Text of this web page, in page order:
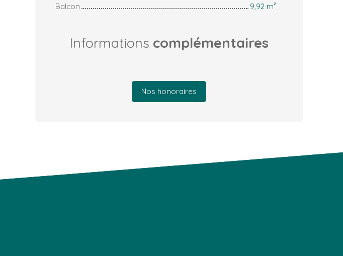
Balcon
9,92 m²
Informations complémentaires
Nos honoraires